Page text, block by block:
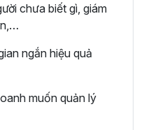
chưa biết gì, giám
ngắn hiệu quả
muốn quản lý